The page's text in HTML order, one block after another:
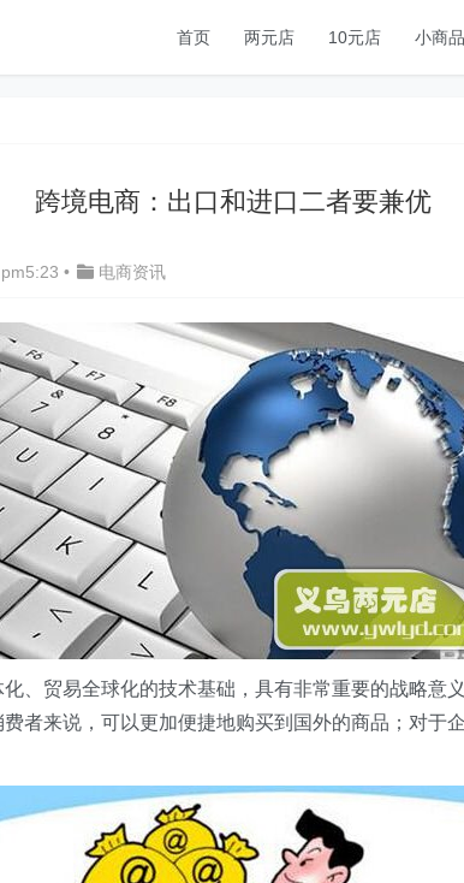
首页 两元店 10元店 小商品
跨境电商：出口和进口二者要兼优
• 电商资讯
、贸易全球化的技术基础，具有非常重要的战略意
者来说，可以更加便捷地购买到国外的商品；对于